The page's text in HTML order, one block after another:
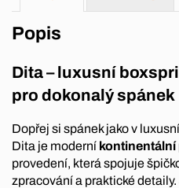
Popis
Dita – luxusní
pro dokonalý spánek
Dopřej si spánek jako v
Dita je moderní kontinentální
provedení, která spojuje
zpracování a praktické